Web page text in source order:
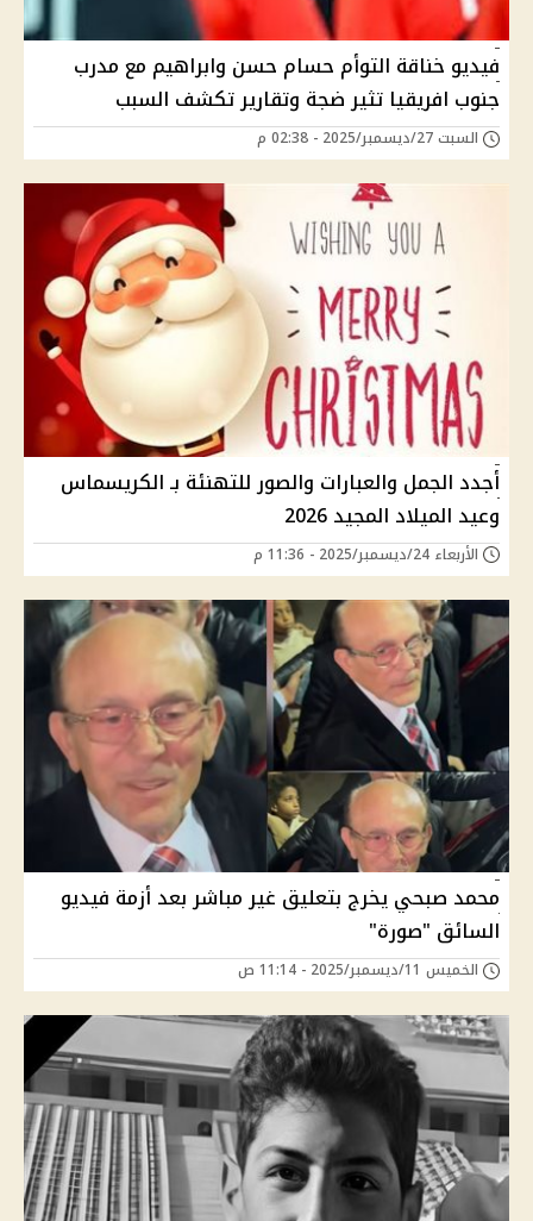
فيديو خناقة التوأم حسام حسن وابراهيم مع مدرب
جنوب افريقيا تثير ضجة وتقارير تكشف السبب
السبت 27/ديسمبر/2025 - 02:38 م
أجدد الجمل والعبارات والصور للتهنئة بـ الكريسماس
وعيد الميلاد المجيد 2026
الأربعاء 24/ديسمبر/2025 - 11:36 م
محمد صبحي يخرج بتعليق غير مباشر بعد أزمة فيديو
السائق "صورة"
الخميس 11/ديسمبر/2025 - 11:14 ص